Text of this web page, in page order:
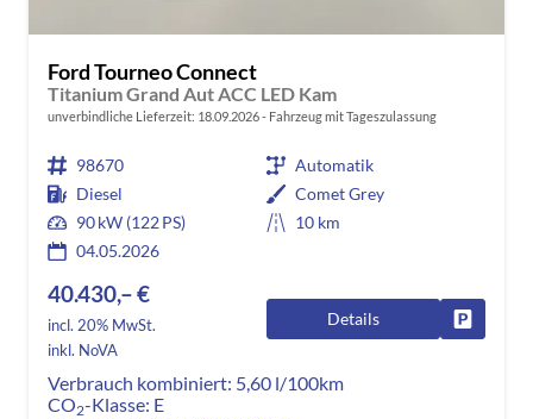
Ford Tourneo Connect
Titanium Grand Aut ACC LED Kam
unverbindliche Lieferzeit: 18.09.2026 Fahrzeug mit Tageszulassung
98670
Automatik
Diesel
Comet Grey
90 kW (122 PS)
10 km
04.05.2026
40.430,– €
incl. 20% MwSt.
inkl. NoVA
Details
Verbrauch kombiniert: 5,60 l/100km
CO2-Klasse: E